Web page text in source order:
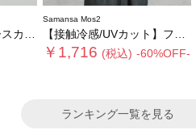
ソー
Samansa Mos2
【接触冷感/UVカット】フリル袖カットソー
￥1,716 (税込) -60%OFF-
ランキング一覧を見る